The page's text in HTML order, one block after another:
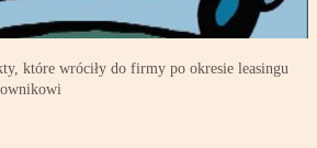
które wróciły do firmy po okresie leasingu